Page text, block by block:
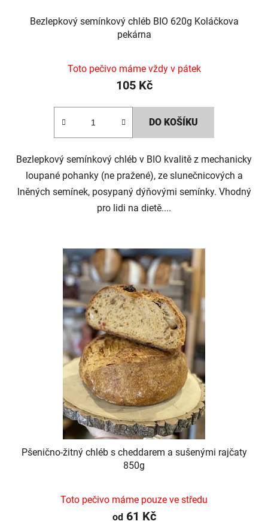
Bezlepkový semínkový chléb BIO 620g Koláčkova
pekárna
Toto pečivo máme vždy v pátek
105 Kč
DO KOŠÍKU
Bezlepkový semínkový chléb v BIO kvalitě z mechanicky
loupané pohanky (ne pražené), ze slunečnicových a
lněných semínek, posypaný dýňovými semínky. Vhodný
pro lidi na dietě....
Pšenično-žitný chléb s cheddarem a sušenými rajčaty
850g
Toto pečivo máme pouze ve středu
od61 Kč